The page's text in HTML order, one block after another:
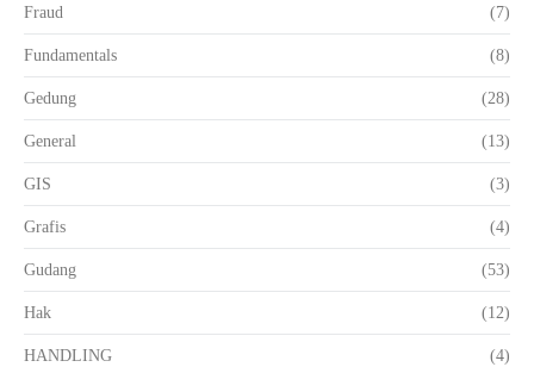
Fraud (7)
Fundamentals (8)
Gedung (28)
General (13)
GIS (3)
Grafis (4)
Gudang (53)
Hak (12)
HANDLING (4)